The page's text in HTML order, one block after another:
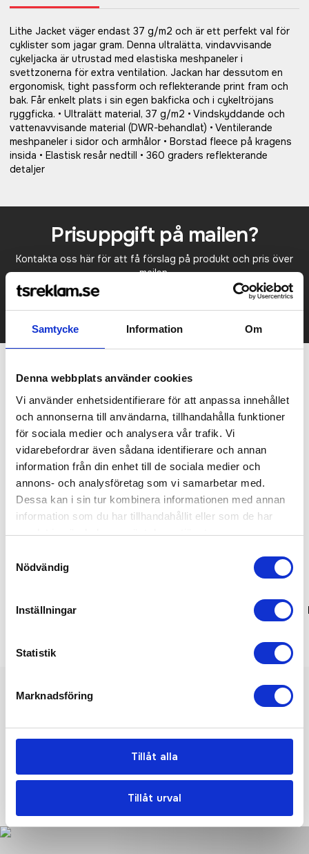
Samtycke Information Om
Denna webbplats använder cookies
Vi använder enhetsidentifierare för att anpassa innehållet
och annonserna till användarna, tillhandahålla funktioner
för sociala medier och analysera vår trafik. Vi
vidarebefordrar även sådana identifierare och annan
information från din enhet till de sociala medier och
annons- och analysföretag som vi samarbetar med.
Dessa kan i sin tur kombinera informationen med annan
information som du har tillhandahållit eller som de har
samlat in när du har använt deras tjänster.
Nödvändig
Inställningar
Statistik
Marknadsföring
Tillåt alla
Tillåt urval
Lithe Jacket väger endast 37 g/m2 och är ett perfekt val för
cyklister som jagar gram. Denna ultralätta, vindavvisande
cykeljacka är utrustad med elastiska meshpaneler i
svettzonerna för extra ventilation. Jackan har dessutom en
ergonomisk, tight passform och reflekterande print fram och
bak. Får enkelt plats i sin egen bakficka och i cykeltröjans
ryggficka. • Ultralätt material, 37 g/m2 • Vindskyddande och
vattenavvisande material (DWR-behandlat) • Ventilerande
meshpaneler i sidor och armhålor • Borstad fleece på kragens
insida • Elastisk resår nedtill • 360 graders reflekterande
detaljer
Prisuppgift på mailen?
Kontakta oss här för att få förslag på produkt och pris över
mailen.
Det går också utmärkt att bara ställa frågor!
KONTAKTA OSS
Relaterade produkter
Bästsäljare
Zepelin Vest
Bästsäljare
resan, från första frågan tills ni har era nya produkter i handen.
KONTAKTA OSS IDAG!